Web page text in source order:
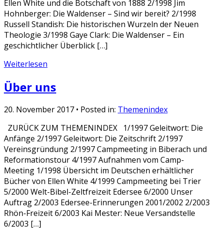
Ellen White und die Botschaft von 1888 2/1998 Jim
Hohnberger: Die Waldenser – Sind wir bereit? 2/1998
Russell Standish: Die historischen Wurzeln der Neuen
Theologie 3/1998 Gaye Clark: Die Waldenser – Ein
geschichtlicher Überblick […]
Weiterlesen
Über uns
20. November 2017 • Posted in: Themenindex
ZURÜCK ZUM THEMENINDEX 1/1997 Geleitwort: Die
Anfänge 2/1997 Geleitwort: Die Zeitschrift 2/1997
Vereinsgründung 2/1997 Campmeeting in Biberach und
Reformationstour 4/1997 Aufnahmen vom Camp-
Meeting 1/1998 Übersicht im Deutschen erhältlicher
Bücher von Ellen White 4/1999 Campmeeting bei Trier
5/2000 Welt-Bibel-Zeltfreizeit Edersee 6/2000 Unser
Auftrag 2/2003 Edersee-Erinnerungen 2001/2002 2/2003
Rhön-Freizeit 6/2003 Kai Mester: Neue Versandstelle
6/2003 […]